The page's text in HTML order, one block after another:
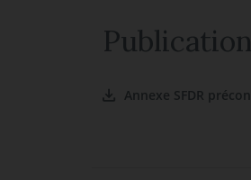
Annexe SFDR